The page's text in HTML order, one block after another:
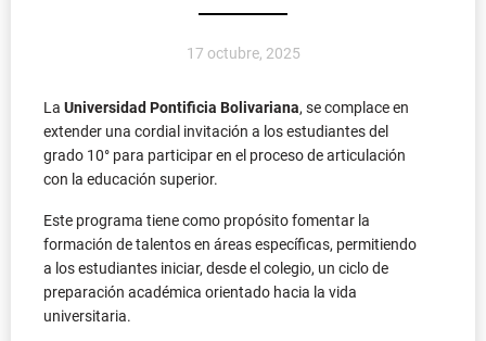
17 octubre, 2025
La Universidad Pontificia Bolivariana, se complace en
extender una cordial invitación a los estudiantes del
grado 10° para participar en el proceso de articulación
con la educación superior.
Este programa tiene como propósito fomentar la
formación de talentos en áreas específicas, permitiendo
a los estudiantes iniciar, desde el colegio, un ciclo de
preparación académica orientado hacia la vida
universitaria.